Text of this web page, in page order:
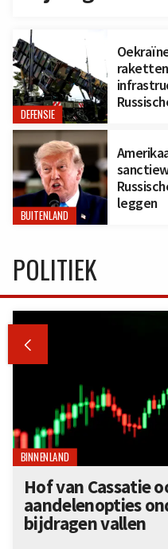
DEFENSIE
BUITENLAND
leggen
POLITIEK

BINNENLAND
Hof van Cassatie
aandelenopties
bijdragen vallen